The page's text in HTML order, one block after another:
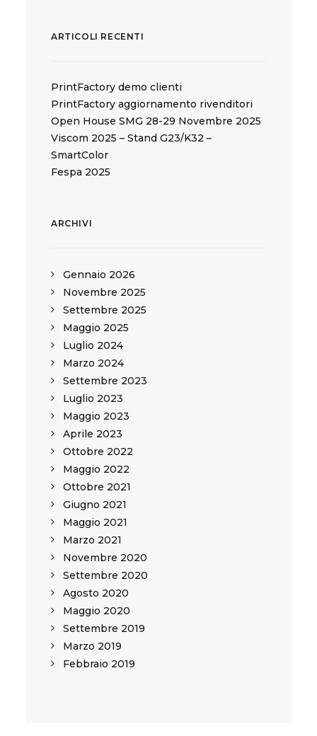
ARTICOLI RECENTI
PrintFactory demo clienti
PrintFactory aggiornamento rivenditori
Open House SMG 28-29 Novembre 2025
Viscom 2025 – Stand G23/K32 –
SmartColor
Fespa 2025
ARCHIVI
Gennaio 2026
Novembre 2025
Settembre 2025
Maggio 2025
Luglio 2024
Marzo 2024
Settembre 2023
Luglio 2023
Maggio 2023
Aprile 2023
Ottobre 2022
Maggio 2022
Ottobre 2021
Giugno 2021
Maggio 2021
Marzo 2021
Novembre 2020
Settembre 2020
Agosto 2020
Maggio 2020
Settembre 2019
Marzo 2019
Febbraio 2019